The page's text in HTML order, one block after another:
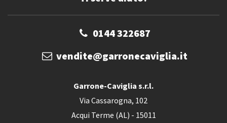
0144 322687
vendite@garronecaviglia.it
Garrone-Caviglia s.r.l.
Via Cassarogna, 102
Acqui Terme (AL) - 15011